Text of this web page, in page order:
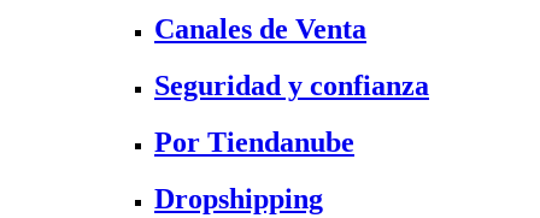
Canales de Venta
Seguridad y confianza
Por Tiendanube
Dropshipping